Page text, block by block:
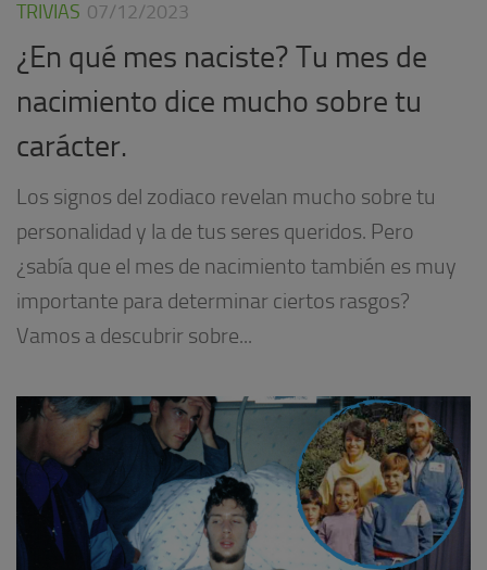
TRIVIAS 07/12/2023
¿En qué mes naciste? Tu mes de
nacimiento dice mucho sobre tu
carácter.
Los signos del zodiaco revelan mucho sobre tu
personalidad y la de tus seres queridos. Pero
¿sabía que el mes de nacimiento también es muy
importante para determinar ciertos rasgos?
Vamos a descubrir sobre...